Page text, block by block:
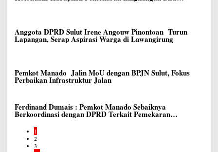
Meningkatkan Pelayanan kepada Masyarakat
Anggota DPRD Sulut Irene Angouw Pinontoan Turun
Lapangan, Serap Aspirasi Warga di Lawangirung
Pemkot Manado Jalin MoU dengan BPJN Sulut, Fokus
Perbaikan Infrastruktur Jalan
Ferdinand Dumais : Pemkot Manado Sebaiknya
Berkoordinasi dengan DPRD Terkait Pemekaran
1
2
3